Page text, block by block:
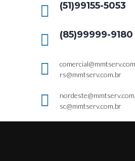
ELEVADORES – PREPARAÇÃO DE
(51)99155-5053
(85)99999-9180
rs@mmtserv.com.br
sc@mmtserv.com.br